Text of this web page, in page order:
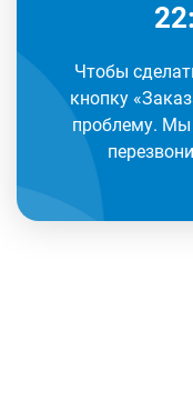
Чтобы
кнопку
проблему. Мы